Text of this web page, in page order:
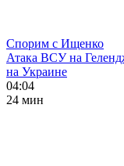
Спорим с Ищенко
Атака ВСУ на
на Украине
04:04
24 мин